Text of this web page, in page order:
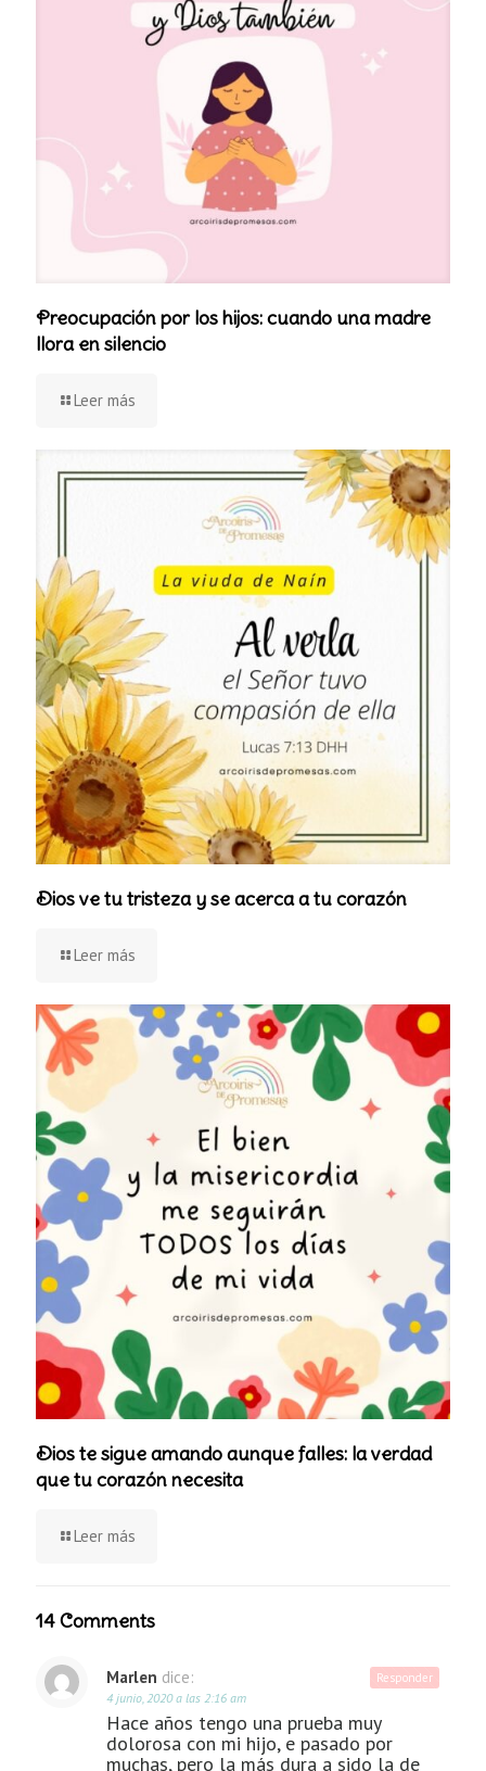
Preocupación por los hijos: cuando una madre
llora en silencio
Leer más
Dios ve tu tristeza y se acerca a tu corazón
Leer más
Dios te sigue amando aunque falles: la verdad
que tu corazón necesita
Leer más
14 Comments
Marlen dice:
4 junio, 2020 a las 2:16 am
Hace años tengo una prueba muy
dolorosa con mi hijo, e pasado por
muchas, pero la más dura a sido la de
Responder